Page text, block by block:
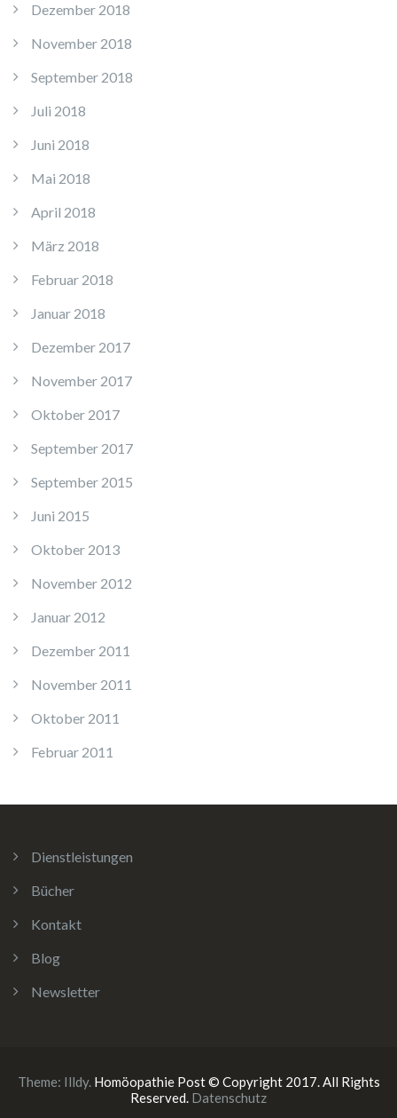
Dezember 2018
November 2018
September 2018
Juli 2018
Juni 2018
Mai 2018
April 2018
März 2018
Februar 2018
Januar 2018
Dezember 2017
November 2017
Oktober 2017
September 2017
September 2015
Juni 2015
Oktober 2013
November 2012
Januar 2012
Dezember 2011
November 2011
Oktober 2011
Februar 2011
Dienstleistungen
Bücher
Kontakt
Blog
Newsletter
Theme: Illdy. Homöopathie Post © Copyright 2017. All Rights
Reserved. Datenschutz